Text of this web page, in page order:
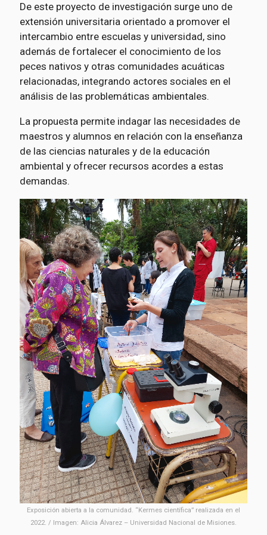
De este proyecto de investigación surge uno de
extensión universitaria orientado a promover el
intercambio entre escuelas y universidad, sino
además de fortalecer el conocimiento de los
peces nativos y otras comunidades acuáticas
relacionadas, integrando actores sociales en el
análisis de las problemáticas ambientales.
La propuesta permite indagar las necesidades de
maestros y alumnos en relación con la enseñanza
de las ciencias naturales y de la educación
ambiental y ofrecer recursos acordes a estas
demandas.
Exposición abierta a la comunidad. “Kermes científica” realizada en el
2022. / Imagen: Alicia Álvarez – Universidad Nacional de Misiones.